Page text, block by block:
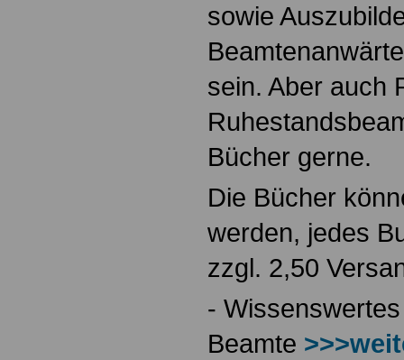
sowie
sein. Aber auch
Bücher gerne.
Die Bücher
werden, jedes
zzgl. 2,50
-
Beamte